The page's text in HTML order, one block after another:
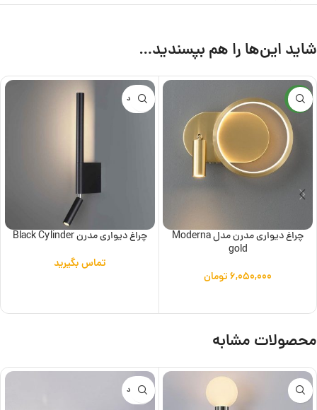
شاید این‌ها را هم بپسندید…
جدید
چراغ دیواری مدرن مدل Moderna
gold
۶,۰۵۰,۰۰۰تومان
ناموجود
چراغ دیواری مدرن Black Cylinder
تماس بگیرید
محصولات مشابه
ناموجود